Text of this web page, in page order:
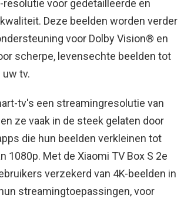
resolutie voor gedetailleerde en
Deze beelden worden verder
voor Dolby Vision® en
scherpe, levensechte beelden tot
uw tv.
tv's een streamingresolutie van
ze vaak in de steek gelaten door
die hun beelden verkleinen tot
1080p. Met de Xiaomi TV Box S 2e
verzekerd van 4K-beelden in
streamingtoepassingen, voor